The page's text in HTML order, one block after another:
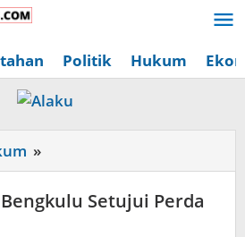
Politik Hukum
»
Provinsi
Bengkulu
Setujui
Setujui Perda